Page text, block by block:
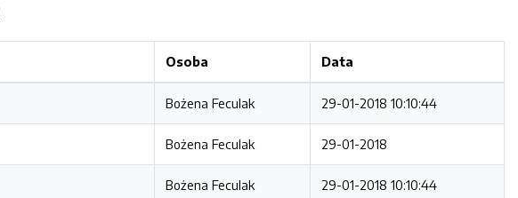
Osoba Data
Bożena Feculak 29-01-2018 10:10:44
Bożena Feculak 29-01-2018
Bożena Feculak 29-01-2018 10:10:44